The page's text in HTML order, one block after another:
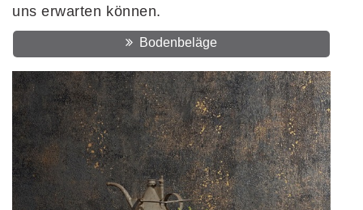
uns erwarten können.
Bodenbeläge